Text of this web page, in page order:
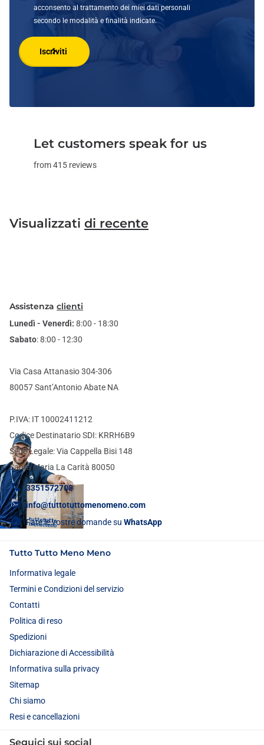
acconsento al trattamento dei miei dati personali
secondo le modalità e finalità indicate.
Iscriviti
Let customers speak for us
from 415 reviews
Visualizzati di recente
Assistenza clienti
Lunedì - Venerdì: 8:00 - 18:30
Sabato: 8:00 - 12:30
Via Casa Attanasio 304-306
80057 Sant’Antonio Abate NA
P.IVA: IT 10002411212
Codice Destinatario SDI: KRRH6B9
Sede Legale: Via Cappella Bisi 148
Santa Maria La Carità 80050
3351572708
info@tuttotuttomenomeno.com
Fate le vostre domande su WhatsApp
Tutto Tutto Meno Meno
Informativa legale
Termini e Condizioni del servizio
Contatti
Politica di reso
Spedizioni
Dichiarazione di Accessibilità
Informativa sulla privacy
Sitemap
Chi siamo
Resi e cancellazioni
Seguici sui social